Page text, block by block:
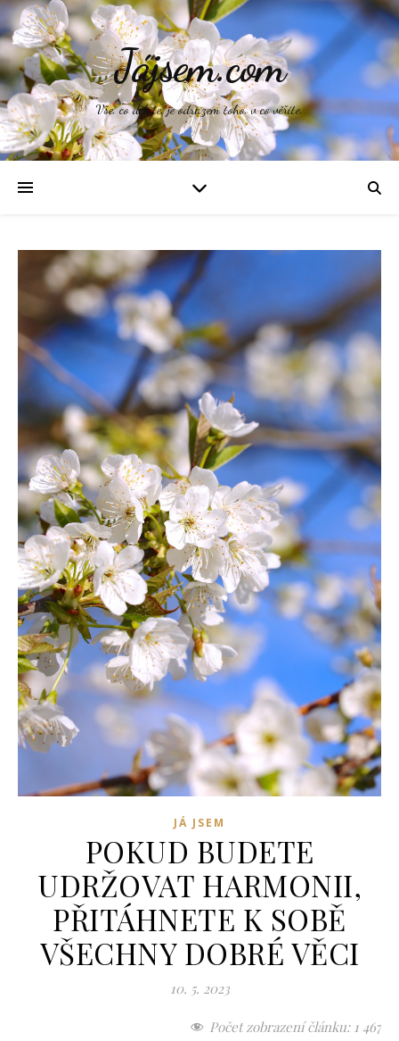
Jájsem.com
Vše, co děláte, je odrazem toho, v co věříte.
JÁ JSEM
POKUD BUDETE
UDRŽOVAT HARMONII,
PŘITÁHNETE K SOBĚ
VŠECHNY DOBRÉ VĚCI
10. 5. 2023
Počet zobrazení článku: 1 467